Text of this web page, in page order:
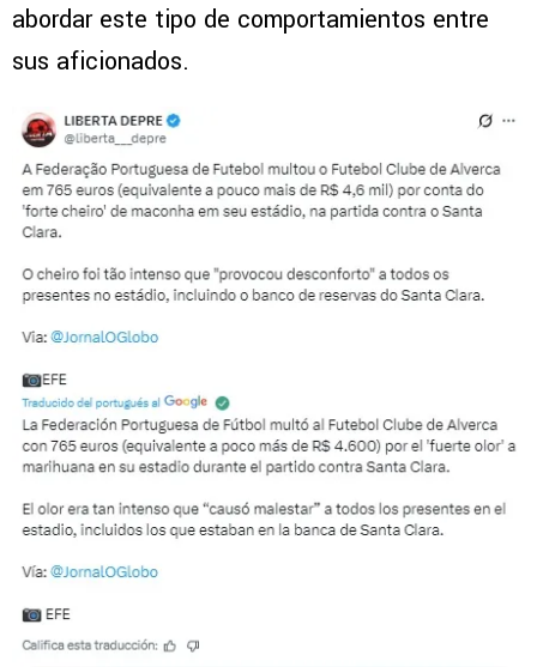
abordar este tipo de comportamientos entre
sus aficionados.